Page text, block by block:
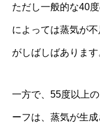
ただし一般的な40
によっては蒸気が
がしばしばあります
一方で、55度以上
ーフは、蒸気が生